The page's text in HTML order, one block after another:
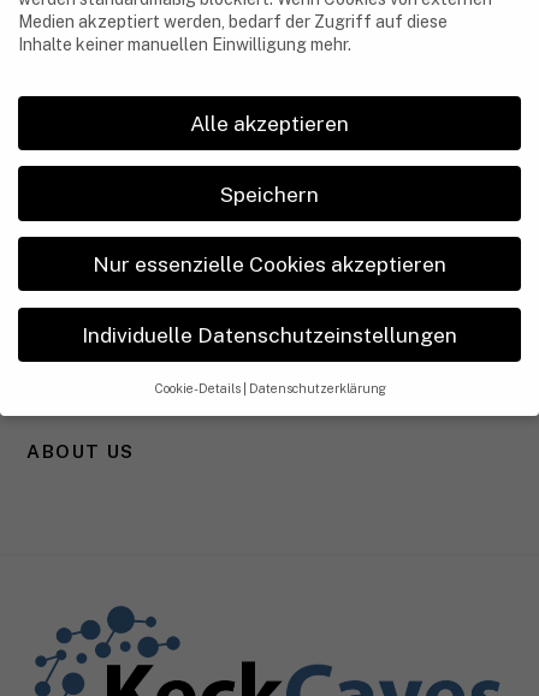
Libyen
Madagaskar
Mauretanien
Nigeria
Somaliland
ABOUT US
Medien akzeptiert werden, bedarf der Zugriff auf diese
Inhalte keiner manuellen Einwilligung mehr.
Alle akzeptieren
Speichern
Nur essenzielle Cookies akzeptieren
Individuelle Datenschutzeinstellungen
Cookie-Details Datenschutzerklärung
Datenschutzeinstellu
helfen, diese Website und Ihre Erfahrung zu verbessern.
Personenbezogene Daten können verarbeitet werden (z. B. IP-
Adressen), z. B. für personalisierte Anzeigen und Inhalte oder
Anzeigen- und Inhaltsmessung.Weitere Informationen über die